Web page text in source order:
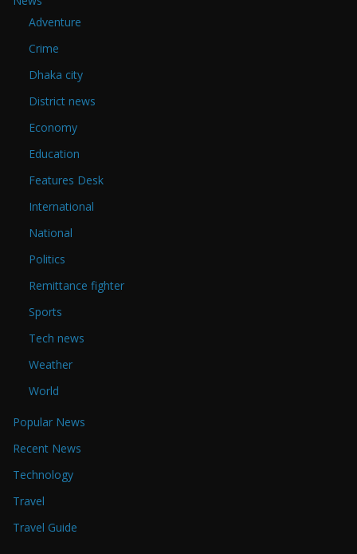
Adventure
Crime
Dhaka city
District news
Economy
Education
Features Desk
International
National
Politics
Remittance fighter
Sports
Tech news
Weather
World
Popular News
Recent News
Technology
Travel
Travel Guide